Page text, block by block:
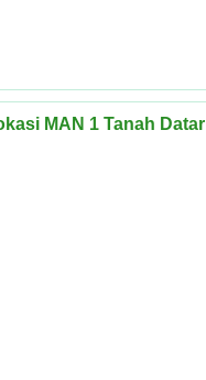
MAN 1 Tanah Datar